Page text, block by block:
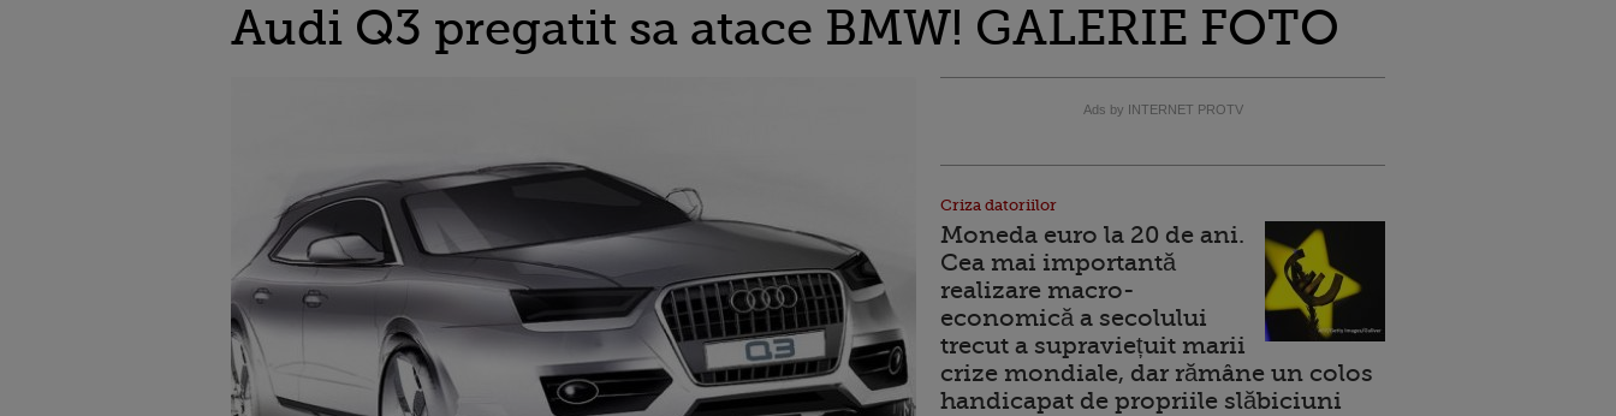
Audi Q3 pregatit sa atace BMW! GALERIE FOTO
Ads by INTERNET PROTV
Criza datoriilor
Moneda euro la 20 de ani.
Cea mai importantă
realizare macro-
economică a secolului
trecut a supraviețuit marii
crize mondiale, dar rămâne un colos
handicapat de propriile slăbiciuni